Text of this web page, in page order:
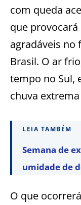
com queda
que
agradáveis no
Brasil. O ar
tempo no Sul,
chuva
LEIA TAMBÉM
Semana de
umidade de
O que